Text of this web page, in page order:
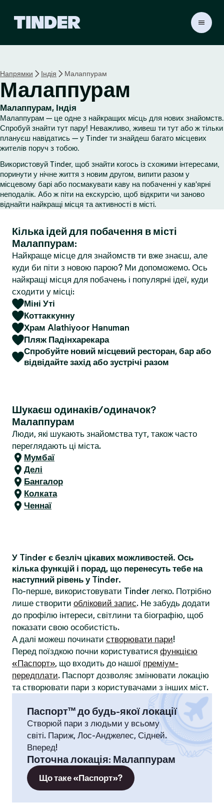
н
а
с
о
р
і
а
T
i
n
r
Напрямки Індія Малаппурам
Малаппурам
Малаппурам, Індія
Малаппурам — це одне з найкращих місць для нових знайомств.
Спробуй знайти тут пару! Неважливо, живеш ти тут або ж тільки
плануєш навідатись — у Tinder ти знайдеш багато місцевих
жителів поруч з тобою.
Використовуй Tinder, щоб знайти когось із схожими інтересами,
поринути у нічне життя з новим другом, випити разом у
місцевому барі або посмакувати каву на побаченні у кав'ярні
неподалік. Або ж піти на екскурсію, щоб відкрити чи заново
віднайти найкращі місця та активності в місті.
Кілька ідей для побачення в місті
Малаппурам:
Найкраще місце для знайомств ти вже знаєш, але
куди би піти з новою парою? Ми допоможемо. Ось
найкращі місця для побачень і популярні ідеї, куди
сходити у місці:
Міні Уті
Коттаккунну
Храм Alathiyoor Hanuman
Пляж Падінхарекара
Спробуйте новий місцевий ресторан, бар або
відвідайте захід або зустрічі разом
Шукаєш одинаків/одиначок?
Малаппурам
Люди, які шукають знайомства тут, також часто
переглядають ці міста.
Мумбаї
Делі
Бангалор
Колката
Ченнаї
У Tinder є безліч цікавих можливостей. Ось
кілька функцій і порад, що перенесуть тебе на
наступний рівень у Tinder.
По-перше, використовувати Tinder легко. Потрібно
лише створити обліковий запис. Не забудь додати
до профілю інтереси, світлини та біографію, щоб
показати свою особистість.
А далі можеш починати створювати пари!
Перед поїздкою почни користуватися функцією
«Паспорт», що входить до нашої преміум-
передплати. Паспорт дозволяє змінювати локацію
та створювати пари з користувачами з інших міст.
Паспорт™ до будь-якої локації
Створюй пари з людьми у всьому
світі. Париж, Лос-Анджелес, Сідней.
Вперед!
Поточна локація: Малаппурам
Що таке «Паспорт»?